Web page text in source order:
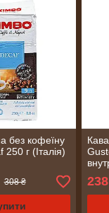
без кофеїну
г (Італія)
308 ₴